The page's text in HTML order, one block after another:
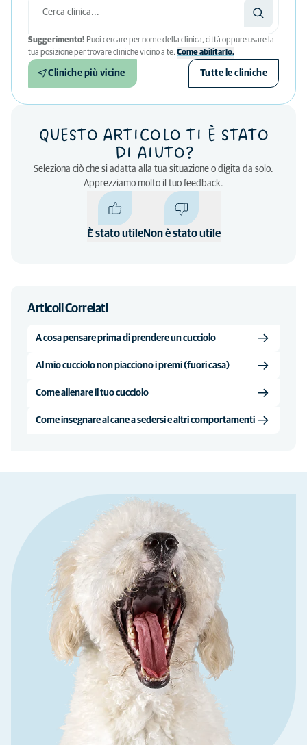
Suggerimento! Puoi cercare per nome della clinica, città oppure usare la
tua posizione per trovare cliniche vicino a te. Come abilitarlo.
Cliniche più vicine Tutte le cliniche
QUESTO ARTICOLO TI È STATO
DI AIUTO?
Seleziona ciò che si adatta alla tua situazione o digita da solo.
Apprezziamo molto il tuo feedback.
È stato utileNon è stato utile
Articoli Correlati
A cosa pensare prima di prendere un cucciolo
Al mio cucciolo non piacciono i premi (fuori casa)
Come allenare il tuo cucciolo
Come insegnare al cane a sedersi e altri comportamenti